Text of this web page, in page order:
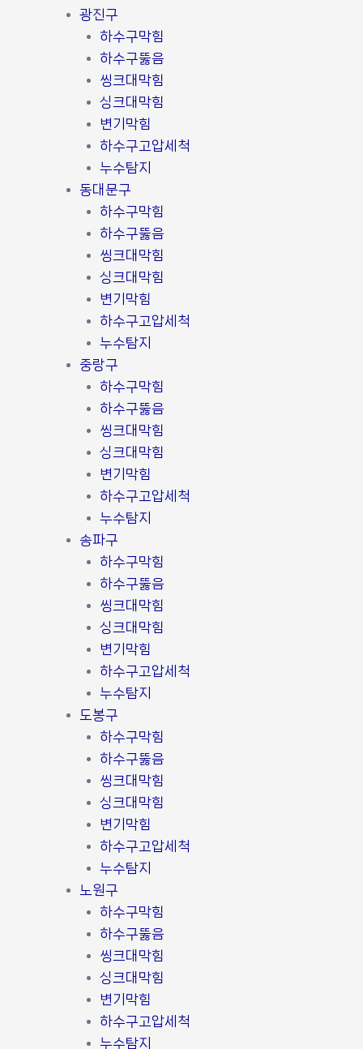
광진구
하수구막힘
하수구뚫음
씽크대막힘
싱크대막힘
변기막힘
하수구고압세척
누수탐지
동대문구
하수구막힘
하수구뚫음
씽크대막힘
싱크대막힘
변기막힘
하수구고압세척
누수탐지
중랑구
하수구막힘
하수구뚫음
씽크대막힘
싱크대막힘
변기막힘
하수구고압세척
누수탐지
송파구
하수구막힘
하수구뚫음
씽크대막힘
싱크대막힘
변기막힘
하수구고압세척
누수탐지
도봉구
하수구막힘
하수구뚫음
씽크대막힘
싱크대막힘
변기막힘
하수구고압세척
누수탐지
노원구
하수구막힘
하수구뚫음
씽크대막힘
싱크대막힘
변기막힘
하수구고압세척
누수탐지